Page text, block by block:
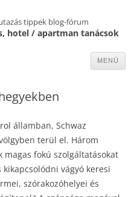
tippek blog-fórum
hotel / apartman tanácsok
MENÜ
államban, Schwaz
terül el. Három
fokú szolgáltatásokat
vágyó keresi
szórakozóhelyei és